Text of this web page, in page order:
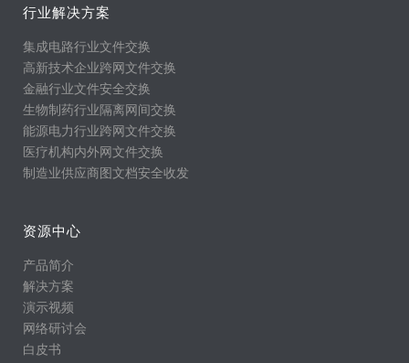
行业解决方案
集成电路行业文件交换
高新技术企业跨网文件交换
金融行业文件安全交换
生物制药行业隔离网间交换
能源电力行业跨网文件交换
医疗机构内外网文件交换
制造业供应商图文档安全收发
资源中心
产品简介
解决方案
演示视频
网络研讨会
白皮书